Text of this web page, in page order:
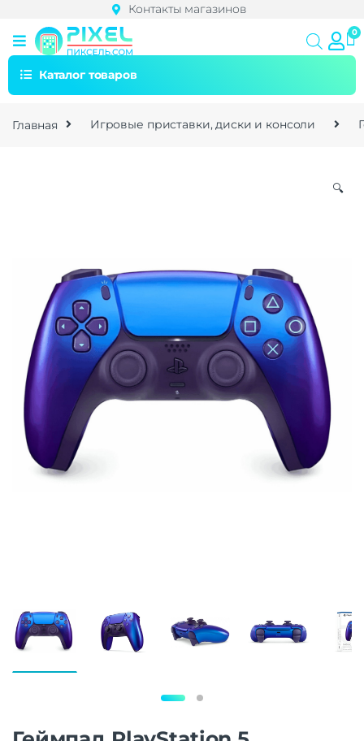
Контакты магазинов
Каталог товаров
Главная Игровые приставки, диски и консоли
🔍